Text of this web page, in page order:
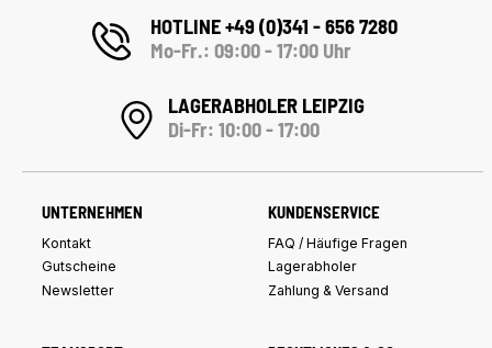
HOTLINE +49 (0)341 - 656 7280
Mo-Fr.: 09:00 - 17:00 Uhr
LAGERABHOLER LEIPZIG
Di-Fr: 10:00 - 17:00
UNTERNEHMEN
Kontakt
Gutscheine
Newsletter
KUNDENSERVICE
FAQ / Häufige Fragen
Lagerabholer
Zahlung & Versand